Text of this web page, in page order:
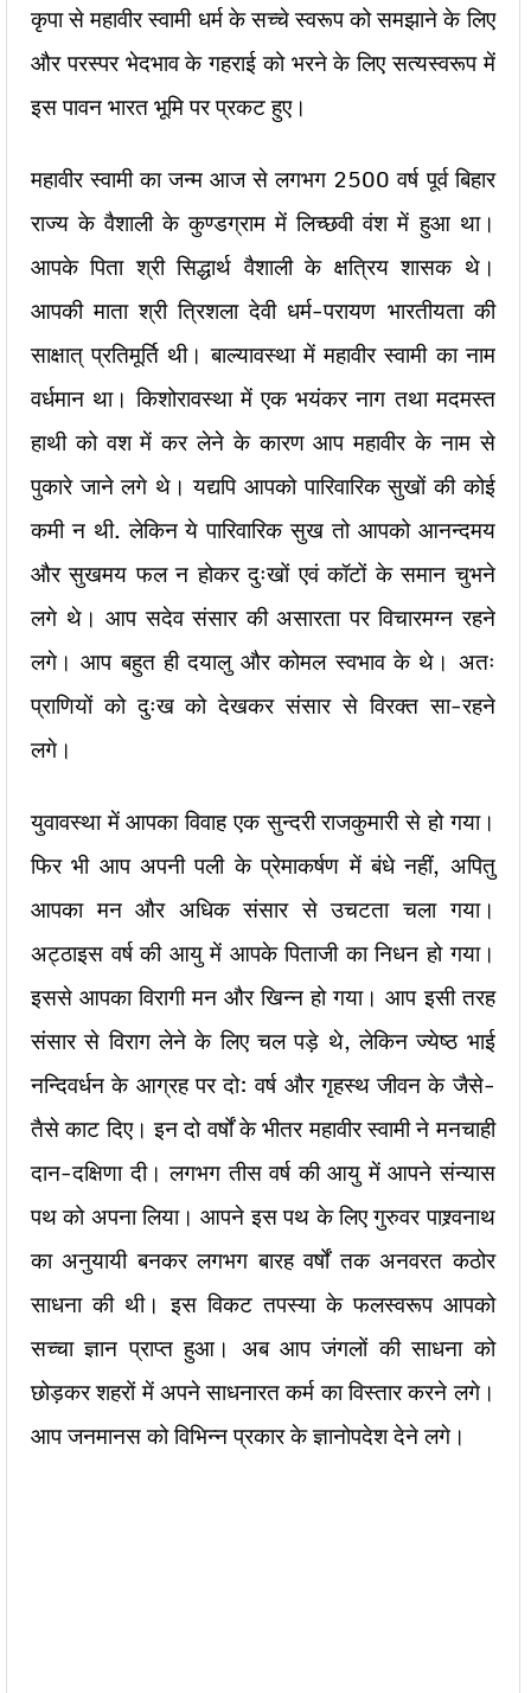
कृपा से महावीर स्वामी धर्म के सच्चे स्वरूप को समझाने के लिए
और परस्पर भेदभाव के गहराई को भरने के लिए सत्यस्वरूप में
इस पावन भारत भूमि पर प्रकट हुए।
महावीर स्वामी का जन्म आज से लगभग 2500 वर्ष पूर्व बिहार
राज्य के वैशाली के कुण्डग्राम में लिच्छवी वंश में हुआ था।
आपके पिता श्री सिद्धार्थ वैशाली के क्षत्रिय शासक थे।
आपकी माता श्री त्रिशला देवी धर्म-परायण भारतीयता की
साक्षात् प्रतिमूर्ति थी। बाल्यावस्था में महावीर स्वामी का नाम
वर्धमान था। किशोरावस्था में एक भयंकर नाग तथा मदमस्त
हाथी को वश में कर लेने के कारण आप महावीर के नाम से
पुकारे जाने लगे थे। यद्यपि आपको पारिवारिक सुखों की कोई
कमी न थी. लेकिन ये पारिवारिक सुख तो आपको आनन्दमय
और सुखमय फल न होकर दुःखों एवं कॉटों के समान चुभने
लगे थे। आप सदेव संसार की असारता पर विचारमग्न रहने
लगे। आप बहुत ही दयालु और कोमल स्वभाव के थे। अतः
प्राणियों को दुःख को देखकर संसार से विरक्त सा-रहने
लगे।
युवावस्था में आपका विवाह एक सुन्दरी राजकुमारी से हो गया।
फिर भी आप अपनी पली के प्रेमाकर्षण में बंधे नहीं, अपितु
आपका मन और अधिक संसार से उचटता चला गया।
अट्ठाइस वर्ष की आयु में आपके पिताजी का निधन हो गया।
इससे आपका विरागी मन और खिन्न हो गया। आप इसी तरह
संसार से विराग लेने के लिए चल पड़े थे, लेकिन ज्येष्ठ भाई
नन्दिवर्धन के आग्रह पर दो: वर्ष और गृहस्थ जीवन के जैसे-
तैसे काट दिए। इन दो वर्षों के भीतर महावीर स्वामी ने मनचाही
दान-दक्षिणा दी। लगभग तीस वर्ष की आयु में आपने संन्यास
पथ को अपना लिया। आपने इस पथ के लिए गुरुवर पाश्र्वनाथ
का अनुयायी बनकर लगभग बारह वर्षों तक अनवरत कठोर
साधना की थी। इस विकट तपस्या के फलस्वरूप आपको
सच्चा ज्ञान प्राप्त हुआ। अब आप जंगलों की साधना को
छोड़कर शहरों में अपने साधनारत कर्म का विस्तार करने लगे।
आप जनमानस को विभिन्न प्रकार के ज्ञानोपदेश देने लगे।